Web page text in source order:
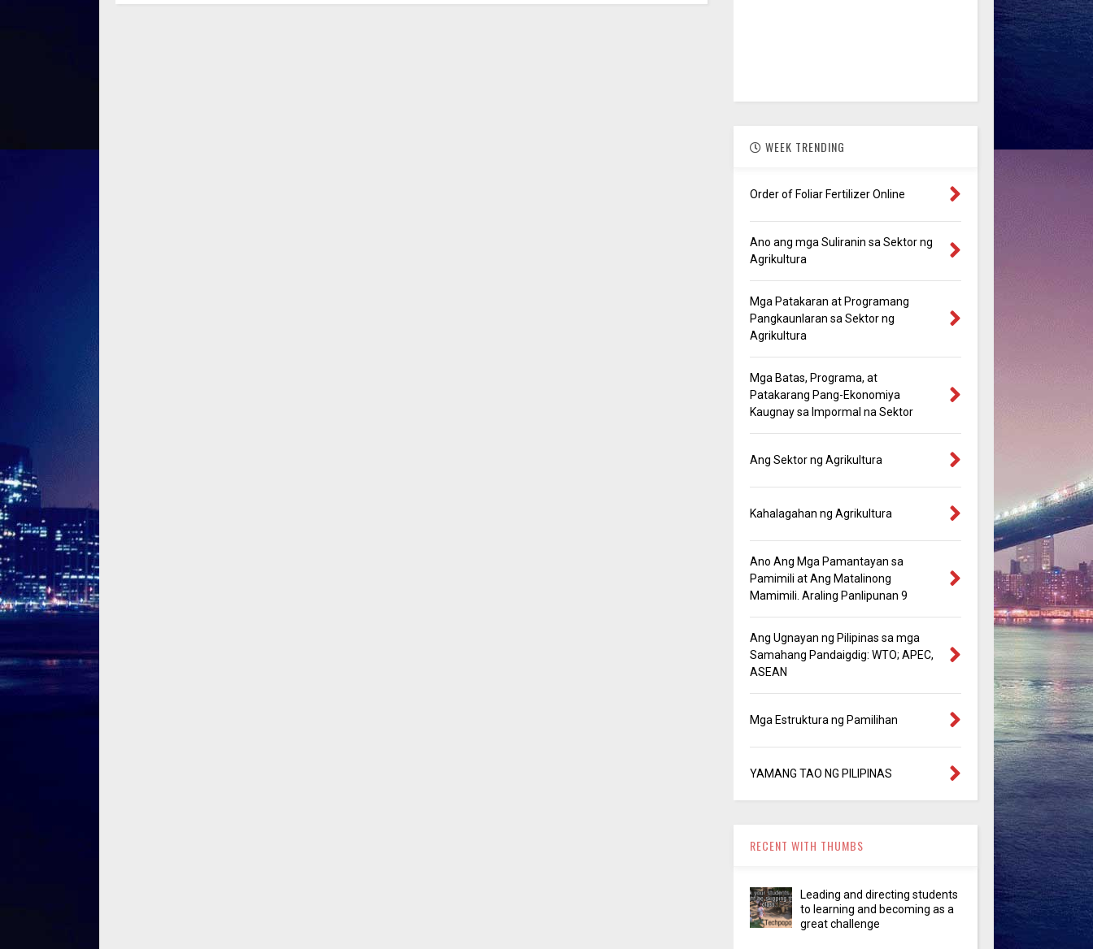
WEEK TRENDING
Order of Foliar Fertilizer Online
Ano ang mga Suliranin sa Sektor ng
Agrikultura
Mga Patakaran at Programang
Pangkaunlaran sa Sektor ng
Agrikultura
Mga Batas, Programa, at
Patakarang Pang-Ekonomiya
Kaugnay sa Impormal na Sektor
Ang Sektor ng Agrikultura
Kahalagahan ng Agrikultura
Ano Ang Mga Pamantayan sa
Pamimili at Ang Matalinong
Mamimili. Araling Panlipunan 9
Ang Ugnayan ng Pilipinas sa mga
Samahang Pandaigdig: WTO; APEC,
ASEAN
Mga Estruktura ng Pamilihan
YAMANG TAO NG PILIPINAS
RECENT WITH THUMBS
Leading and directing students
to learning and becoming as a
great challenge